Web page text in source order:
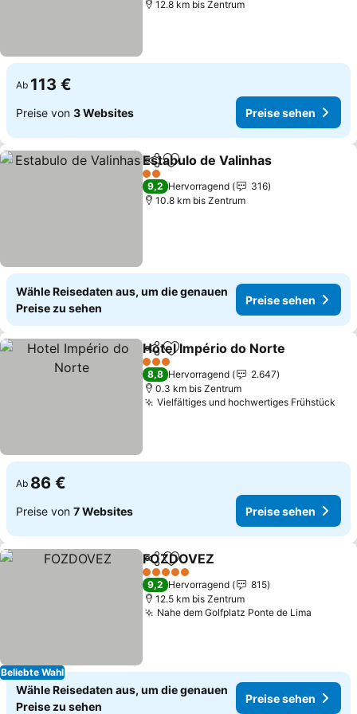
12.8 km bis Zentrum
Ab 113 €
Preise von 3 Websites Preise sehen
TeilenZu Favoriten hinzufügen
Estabulo de Valinhas
2 Sterne
9,2 Hervorragend
316
10.8 km bis Zentrum
Wähle Reisedaten aus, um die genauen
Preise zu sehen
Preise sehen
TeilenZu Favoriten hinzufügen
Hotel Império do Norte
3 Sterne
8,8 Hervorragend
2.647
0.3 km bis Zentrum
Vielfältiges und hochwertiges Frühstück
Ab 86 €
Preise von 7 Websites Preise sehen
Beliebte Wahl
TeilenZu Favoriten hinzufügen
FOZDOVEZ
5 Sterne
9,2 Hervorragend
815
12.5 km bis Zentrum
Nahe dem Golfplatz Ponte de Lima
Wähle Reisedaten aus, um die genauen
Preise zu sehen
Preise sehen